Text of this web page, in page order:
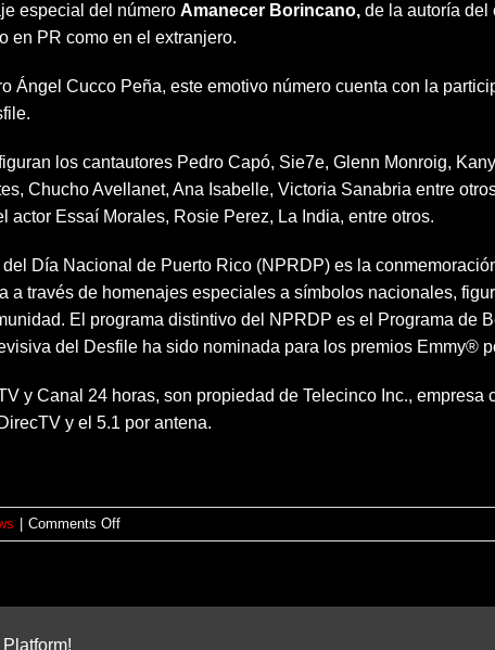
especial del número Amanecer Borincano, de la autoría del
en PR como en el extranjero.
Ángel Cucco Peña, este emotivo número cuenta con la
los cantautores Pedro Capó, Sie7e, Glenn Monroig,
Chucho Avellanet, Ana Isabelle, Victoria Sanabria entre
actor Essaí Morales, Rosie Perez, La India, entre otros.
Día Nacional de Puerto Rico (NPRDP) es la
a través de homenajes especiales a símbolos nacionales,
El programa distintivo del NPRDP es el Programa de
del Desfile ha sido nominada para los premios Emmy®
y Canal 24 horas, son propiedad de Telecinco Inc.,
y el 5.1 por antena.
Comments Offon
Lin-
Gilberto